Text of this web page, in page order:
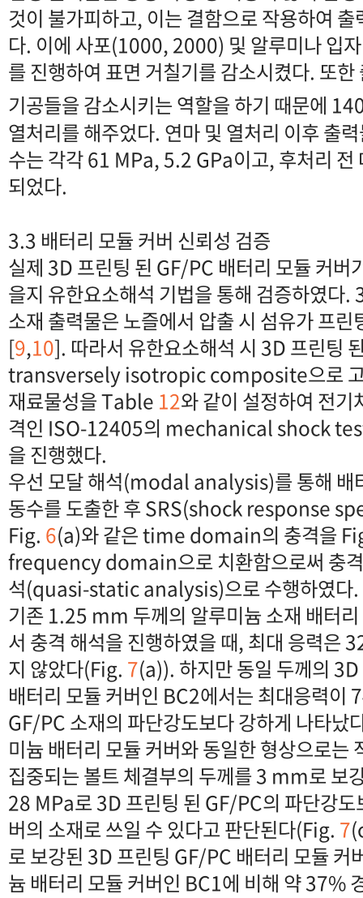
것이 불가피하고, 이는 결함으로 작용하여
다. 이에 사포(1000, 2000) 및 알루미나 입
를 진행하여 표면 거칠기를 감소시켰다. 또
기공들을 감소시키는 역할을 하기 때문에
열처리를 해주었다. 연마 및 열처리 이후 출
수는 각각 61 MPa, 5.2 GPa이고, 후처리
되었다.
3.3 배터리 모듈 커버 신뢰성 검증
실제 3D 프린팅 된 GF/PC 배터리 모듈 커버
을지 유한요소해석 기법을 통해 검증하였다.
소재 출력물은 노즐에서 압출 시 섬유가 프
[9,10]. 따라서 유한요소해석 시 3D 프린팅
transversely isotropic composite으로 고
재료물성을 Table 12와 같이 설정하여 전기
격인 ISO-12405의 mechanical shock
을 진행했다.
우선 모달 해석(modal analysis)를 통해 배
동수를 도출한 후 SRS(shock response
Fig. 6(a)와 같은 time domain의 충격을
frequency domain으로 치환함으로써 충격
석(quasi-static analysis)으로 수행하였다.
기존 1.25 mm 두께의 알루미늄 소재 배터
서 충격 해석을 진행하였을 때, 최대 응력은
지 않았다(Fig. 7(a)). 하지만 동일 두께의
배터리 모듈 커버인 BC2에서는 최대응력이
GF/PC 소재의 파단강도보다 강하게 나타났
미늄 배터리 모듈 커버와 동일한 형상으로는
집중되는 볼트 체결부의 두께를 3 mm로 보
28 MPa로 3D 프린팅 된 GF/PC의 파단강도
버의 소재로 쓰일 수 있다고 판단된다(Fig. 7
로 보강된 3D 프린팅 GF/PC 배터리 모듈 커
늄 배터리 모듈 커버인 BC1에 비해 약 37%